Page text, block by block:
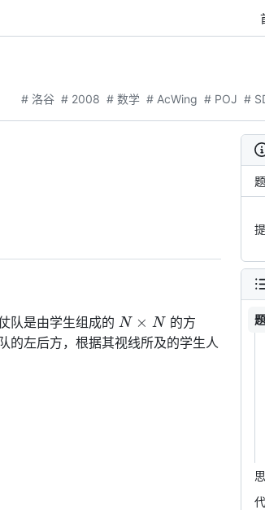
# 洛谷 # 2008 # 数学 # AcWing # POJ #
队是由学生组成的 N
\times
N × N的方
的左后方，根据其视线所及的学生人